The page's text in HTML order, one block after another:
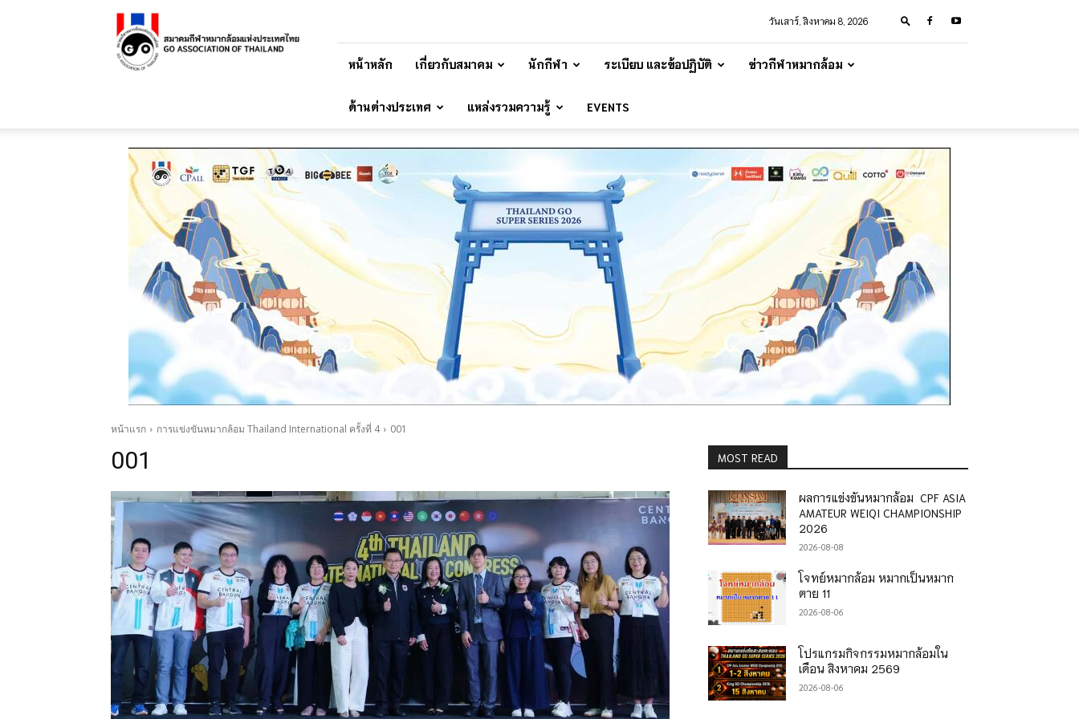
สมาคม
กีฬา
หมาก
ล้อม
วันเสาร์, สิงหาคม 8, 2026
หน้าหลัก เกี่ยวกับสมาคม นักกีฬา ระเบียบ และข้อปฏิบัติ ข่าวกีฬาหมากล้อม
ด้านต่างประเทศ แหล่งรวมความรู้ EVENTS
หน้าแรก การแข่งขันหมากล้อม Thailand International ครั้งที่ 4 001
001 MOST READ
ผลการแข่งขันหมากล้อม CPF ASIA
AMATEUR WEIQI CHAMPIONSHIP
2026
2026-08-08
โจทย์หมากล้อม หมากเป็นหมาก
ตาย 11
2026-08-06
โปรแกรมกิจกรรมหมากล้อมใน
เดือน สิงหาคม 2569
2026-08-06